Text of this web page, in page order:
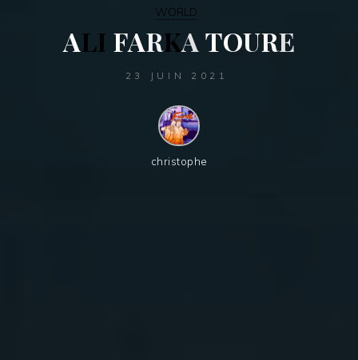
WORLD
ALI FARKA TOURE
23 JUIN 2021
christophe